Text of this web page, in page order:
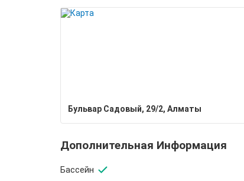
​Бульвар Садовый, 29/2, Алматы
Дополнительная Информация
Бассейн